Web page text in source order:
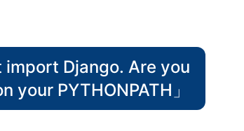
import Django. Are you
your PYTHONPATH」